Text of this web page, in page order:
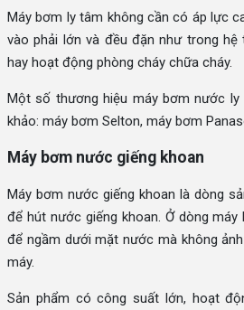
Máy bơm ly tâm không cần có áp lực
vào phải lớn và đều đặn như trong
hay hoạt động phòng cháy chữa cháy.
Một số thương hiệu máy bơm nước
khảo: máy bơm Selton, máy bơm
Máy bơm nước giếng khoan
Máy bơm nước giếng khoan là dòng
để hút nước giếng khoan. Ở dòng
để ngầm dưới mặt nước mà không
máy.
Sản phẩm có công suất lớn, hoạt